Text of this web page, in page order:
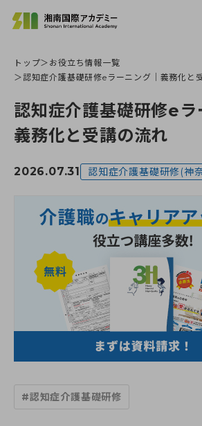
法人の皆様へ
トップページ
介護職員初任者研修
介護福祉士実務者研修
介護福祉士受験対策講座
すべての講座
すべての講座
介護職員初任者研修
神奈川県委託「障害福祉分野マッチング
教室一覧
藤沢校
トップ
お役立ち情報一覧
認知症介護基礎研修eラーニング｜義務化と
認知症介護基礎研修eラ
義務化と受講の流れ
2026.07.31 認知症介護基礎研修(神
#認知症介護基礎研修